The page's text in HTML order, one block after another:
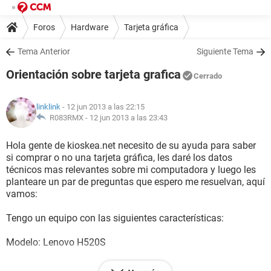
Foros Hardware Tarjeta gráfica
Tema Anterior Siguiente Tema
Orientación sobre tarjeta grafica Cerrado
linklink - 12 jun 2013 a las 22:15
R083RMX - 12 jun 2013 a las 23:43
Hola gente de kioskea.net necesito de su ayuda para saber
si comprar o no una tarjeta gráfica, les daré los datos
técnicos mas relevantes sobre mi computadora y luego les
planteare un par de preguntas que espero me resuelvan, aquí
vamos:
Tengo un equipo con las siguientes características:
Modelo: Lenovo H520S
Sistema operativo: Windows 7 home basic SP1